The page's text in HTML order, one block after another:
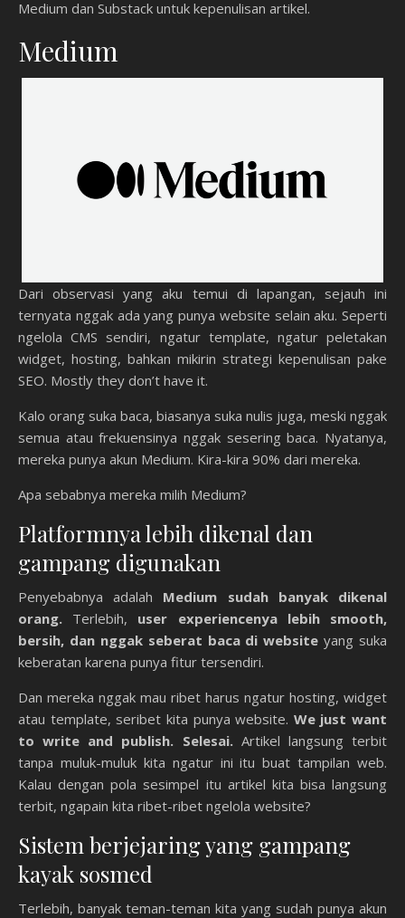
Medium dan Substack untuk kepenulisan artikel.
Medium
Dari observasi yang aku temui di lapangan, sejauh ini
ternyata nggak ada yang punya website selain aku. Seperti
ngelola CMS sendiri, ngatur template, ngatur peletakan
widget, hosting, bahkan mikirin strategi kepenulisan pake
SEO. Mostly they don’t have it.
Kalo orang suka baca, biasanya suka nulis juga, meski nggak
semua atau frekuensinya nggak sesering baca. Nyatanya,
mereka punya akun Medium. Kira-kira 90% dari mereka.
Apa sebabnya mereka milih Medium?
Platformnya lebih dikenal dan
gampang digunakan
Penyebabnya adalah Medium sudah banyak dikenal
orang. Terlebih, user experiencenya lebih smooth,
bersih, dan nggak seberat baca di website yang suka
keberatan karena punya fitur tersendiri.
Dan mereka nggak mau ribet harus ngatur hosting, widget
atau template, seribet kita punya website. We just want
to write and publish. Selesai.Artikel langsung terbit
tanpa muluk-muluk kita ngatur ini itu buat tampilan web.
Kalau dengan pola sesimpel itu artikel kita bisa langsung
terbit, ngapain kita ribet-ribet ngelola website?
Sistem berjejaring yang gampang
kayak sosmed
Terlebih, banyak teman-teman kita yang sudah punya akun